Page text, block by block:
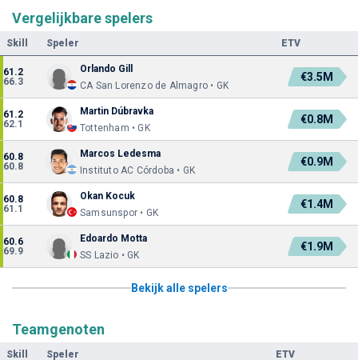
Vergelijkbare spelers
Skill Speler ETV
61.2
66.3
Orlando Gill
CA San Lorenzo de Almagro • GK
€3.5M
61.2
62.1
Martin Dúbravka
Tottenham • GK
€0.8M
60.8
60.8
Marcos Ledesma
Instituto AC Córdoba • GK
€0.9M
60.8
61.1
Okan Kocuk
Samsunspor • GK
€1.4M
60.6
69.9
Edoardo Motta
SS Lazio • GK
€1.9M
Bekijk alle spelers
Teamgenoten
Skill Speler ETV